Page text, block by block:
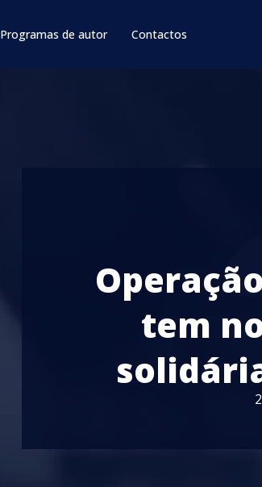
Programas de autor Contactos
tem